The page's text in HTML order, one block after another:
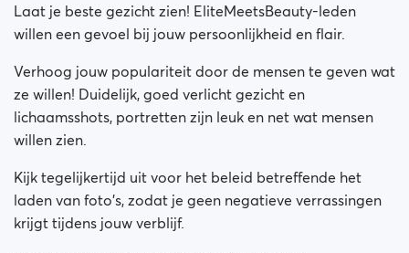
Laat je beste gezicht zien! EliteMeetsBeauty-leden
willen een gevoel bij jouw persoonlijkheid en flair.
Verhoog jouw populariteit door de mensen te geven wat
ze willen! Duidelijk, goed verlicht gezicht en
lichaamsshots, portretten zijn leuk en net wat mensen
willen zien.
Kijk tegelijkertijd uit voor het beleid betreffende het
laden van foto's, zodat je geen negatieve verrassingen
krijgt tijdens jouw verblijf.